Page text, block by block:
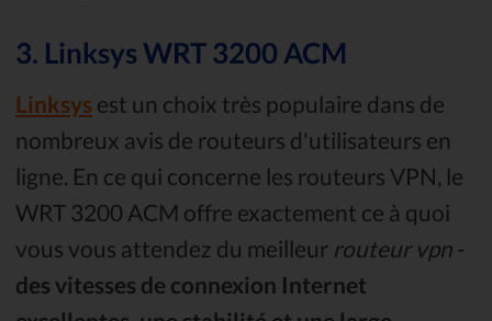
3. Linksys WRT 3200 ACM
Linksys est un choix très populaire dans de
nombreux avis de routeurs d'utilisateurs en
ligne. En ce qui concerne les routeurs VPN, le
WRT 3200 ACM offre exactement ce à quoi
vous vous attendez du meilleur routeur vpn -
des vitesses de connexion Internet